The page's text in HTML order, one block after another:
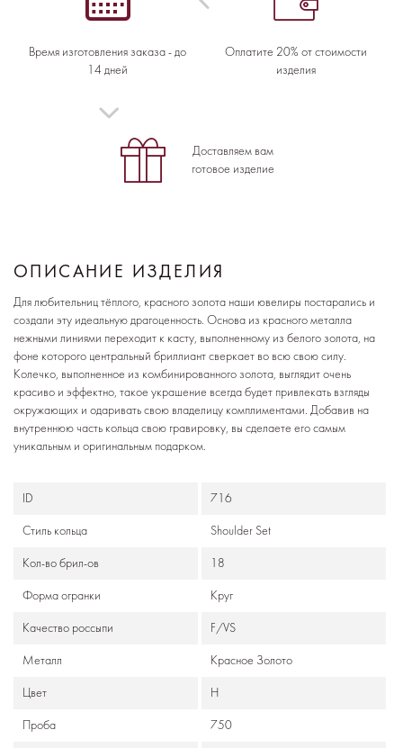
Оплатите 20% от стоимости
изделия
Время изготовления заказа - до
14 дней
Доставляем вам
готовое изделие
ОПИСАНИЕ ИЗДЕЛИЯ
Для любительниц тёплого, красного золота наши ювелиры постарались и
создали эту идеальную драгоценность. Основа из красного металла
нежными линиями переходит к касту, выполненному из белого золота, на
фоне которого центральный бриллиант сверкает во всю свою силу.
Колечко, выполненное из комбинированного золота, выглядит очень
красиво и эффектно, такое украшение всегда будет привлекать взгляды
окружающих и одаривать свою владелицу комплиментами. Добавив на
внутреннюю часть кольца свою гравировку, вы сделаете его самым
уникальным и оригинальным подарком.
ID 716
Стиль кольца Shoulder Set
Кол-во брил-ов 18
Формa огранки Круг
Качество россыпи F/VS
Металл Красное Золото
Цвет H
Проба 750